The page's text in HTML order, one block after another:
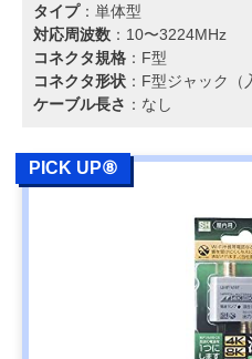
タイプ：単体型
対応周波数 ：10〜3224MHz
コネクタ規格 ：F型
コネクタ形状 ：F型ジャック（
ケーブル長さ ：なし
PICK UP⑧